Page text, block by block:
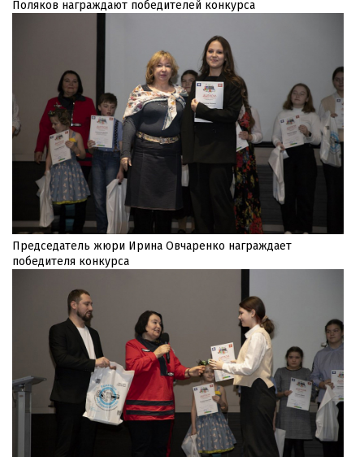
Поляков награждают победителей конкурса
Председатель жюри Ирина Овчаренко награждает
победителя конкурса